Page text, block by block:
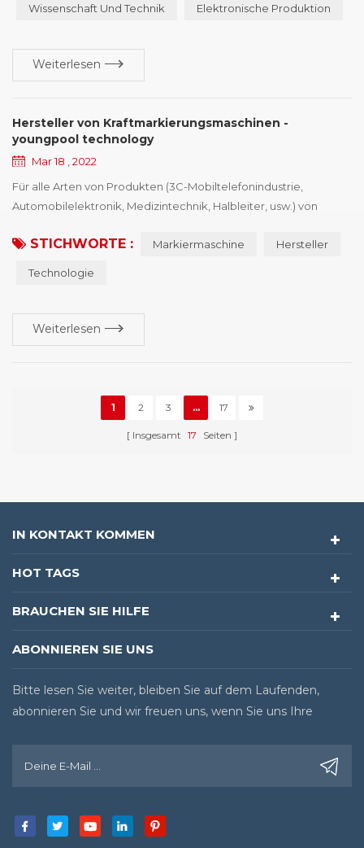
Wissenschaft Und Technik Elektronische Produktion
Weiterlesen
Hersteller von Kraftmarkierungsmaschinen -
youngpool technology
Mar 18 , 2022
Für alle Arten von Produkten (3C-Mobiltelefonindustrie,
Automobilelektronik, Medizintechnik, Halbleiter, usw.) von
Identifikationsgerätetreiber kaufen, Der erste Punkt ist die
besteht darin, die Wettbewerbsfähigkeit von Produkten zu
würden...
STICHWORTE : Markiermaschine Hersteller
Technologie
Weiterlesen
1 2 3 ... 17
Insgesamt 17 Seiten
IN KONTAKT KOMMEN
HOT TAGS
BRAUCHEN SIE HILFE
ABONNIEREN SIE UNS
Bitte lesen Sie weiter, bleiben Sie auf dem Laufenden,
abonnieren Sie und wir freuen uns, wenn Sie uns Ihre